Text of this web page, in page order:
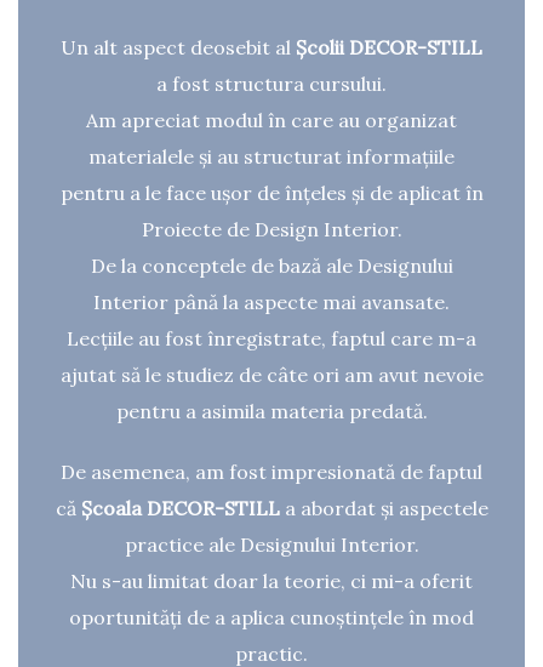
Un alt aspect deosebit al Școlii DECOR-STILL
a fost structura cursului.
Am apreciat modul în care au organizat
materialele și au structurat informațiile
pentru a le face ușor de înțeles și de aplicat în
Proiecte de Design Interior.
De la conceptele de bază ale Designului
Interior până la aspecte mai avansate.
Lecțiile au fost înregistrate, faptul care m-a
ajutat să le studiez de câte ori am avut nevoie
pentru a asimila materia predată.
De asemenea, am fost impresionată de faptul
că Școala DECOR-STILLa abordat și aspectele
practice ale Designului Interior.
Nu s-au limitat doar la teorie, ci mi-a oferit
oportunități de a aplica cunoștințele în mod
practic.